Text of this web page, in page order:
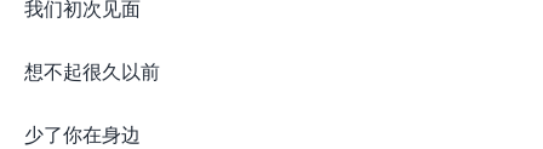
我们初次见面
想不起很久以前
少了你在身边